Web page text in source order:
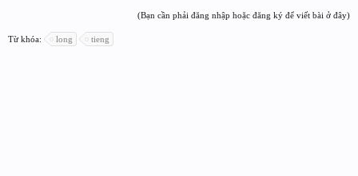
(Bạn cần phải đăng nhập hoặc đăng ký để viết bài ở đây)
Từ khóa: long tieng